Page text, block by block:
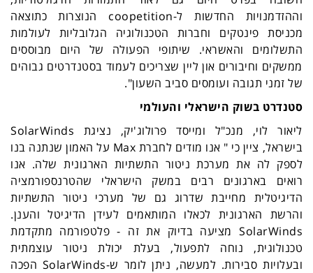
וההזדמנויות החדשות ל-coopetition הנוצרות כתוצאה
מכניסת פינטקים וחברות הטכנולוגיה הגלובליות לעולמות
התשלומים והאשראי. שיתופי הפעולה של היום מבוססים
ממשקים וחיבורים און ליין שצריכים לעמוד בסטנדרטים גבוהים
של זמני תגובה ועומסים סביב השעון".
סטנדרט בשוק הישראלי והעולמי
ליאור לוי, מנכ"ל ומייסד פרולוג'יק, נציגת SolarWinds
בישראל, ציין כי " אנו מודים לחברת Max על האמון שנתנה בנו
לספק לה את מערכת ניטור התשתיות הארגונית שלה. אנו
רואים בארגונים רבים במשק הישראלי שהטרנספורמציה
הדיגיטלית מחייבת שדרוג גם של מערכי ניטור התשתיות
והרשת הארגונית לכאלו המותאמים לעידן הדיגיטל והענן.
SolarWinds מציעה בדיוק את זה - פלטפורמה מתקדמת
טכנולוגית, נוחה לתפעול, בעלת יכולת ניטור עוצמתית
ובעלויות סבירות. למעשה, ניתן לומר ש-SolarWinds הפכה